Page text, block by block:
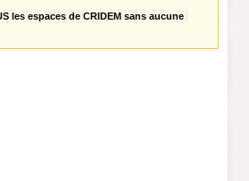
les espaces de CRIDEM sans aucune